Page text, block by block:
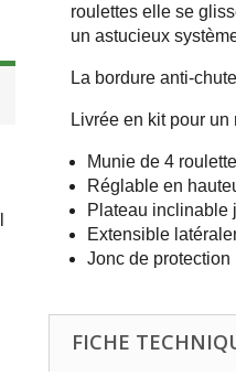
roulettes elle se
un astucieux
La bordure anti-
Livrée en kit pour
Munie de 4
Réglable en
Plateau inclinable
Extensible
Jonc de protection
FICHE